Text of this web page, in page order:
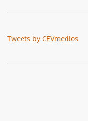
Tweets by CEVmedios